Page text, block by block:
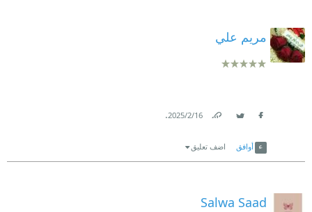
مريم علي
16‏/2‏/2025
.
أوافق اضف تعليق
Salwa Saad